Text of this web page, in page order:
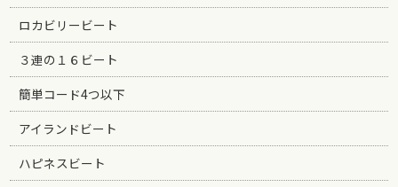
ロカビリービート
３連の１６ビート
簡単コード4つ以下
アイランドビート
ハピネスビート